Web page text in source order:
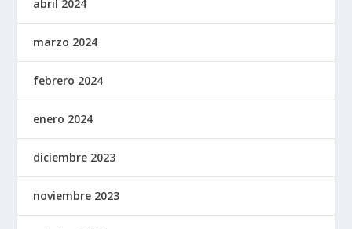
abril 2024
marzo 2024
febrero 2024
enero 2024
diciembre 2023
noviembre 2023